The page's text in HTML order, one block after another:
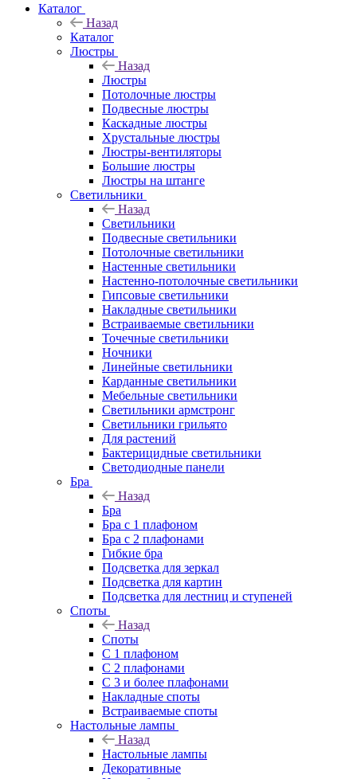
Каталог
Назад
Каталог
Люстры
Назад
Люстры
Потолочные люстры
Подвесные люстры
Каскадные люстры
Хрустальные люстры
Люстры-вентиляторы
Большие люстры
Люстры на штанге
Светильники
Назад
Светильники
Подвесные светильники
Потолочные светильники
Настенные светильники
Настенно-потолочные светильники
Гипсовые светильники
Накладные светильники
Встраиваемые светильники
Точечные светильники
Ночники
Линейные светильники
Карданные светильники
Мебельные светильники
Светильники армстронг
Светильники грильято
Для растений
Бактерицидные светильники
Светодиодные панели
Бра
Назад
Бра
Бра с 1 плафоном
Бра с 2 плафонами
Гибкие бра
Подсветка для зеркал
Подсветка для картин
Подсветка для лестниц и ступеней
Споты
Назад
Споты
С 1 плафоном
С 2 плафонами
С 3 и более плафонами
Накладные споты
Встраиваемые споты
Настольные лампы
Назад
Настольные лампы
Декоративные